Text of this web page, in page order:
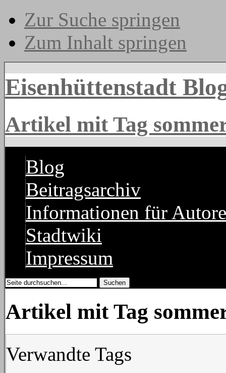
Zur Suche springen
Zum Inhalt springen
Eisenhüttenstadt
Artikel mit Tag
Blog
Beitragsarchiv
Informationen für
Stadtwiki
Impressum
Artikel mit Tag
Verwandte Tags